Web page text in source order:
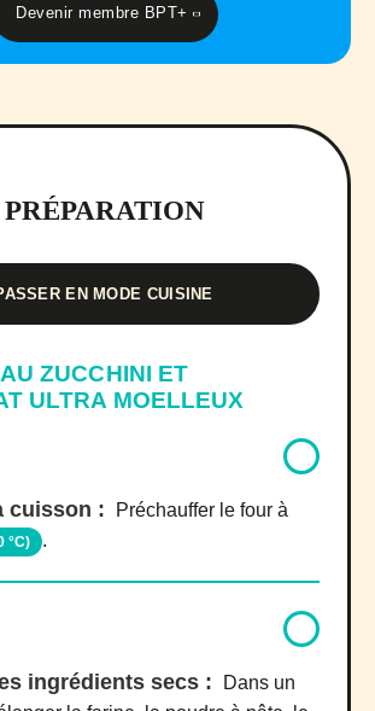
Devenir membre BPT+
PRÉPARATION
EN MODE CUISINE
ZUCCHINI ET
ULTRA MOELLEUX
cuisson : Préchauffer le four à
°C) .
ingrédients secs :
Dans un